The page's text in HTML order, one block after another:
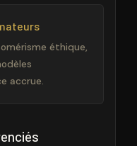
éthique,
accrue.